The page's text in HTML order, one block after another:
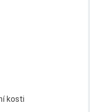
kosti